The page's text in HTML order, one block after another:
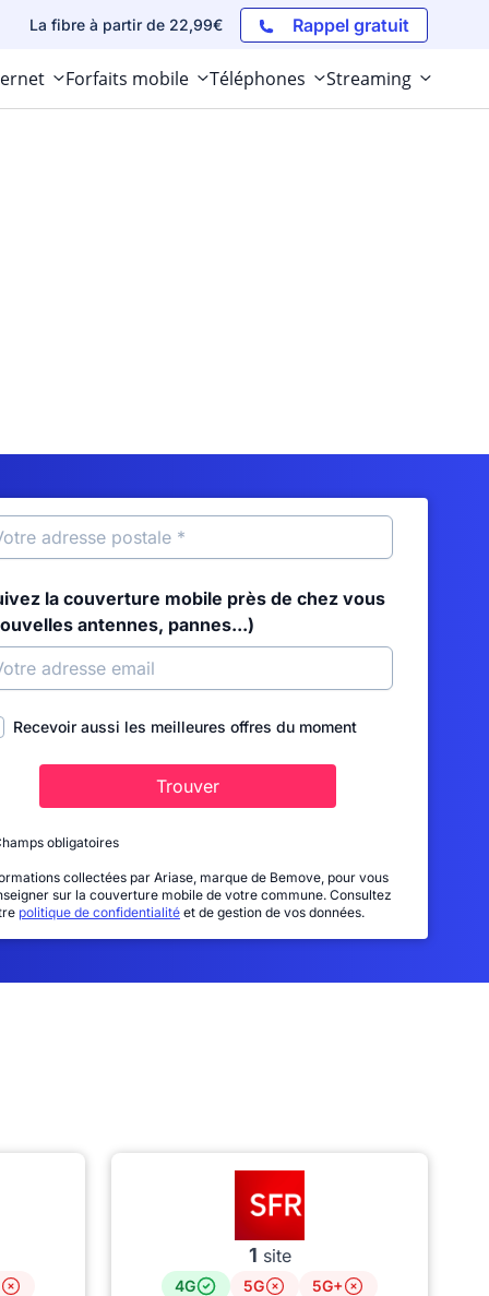
La fibre à partir de 22,99€ Rappel gratuit
Forfaits mobile Téléphones Streaming
la couverture mobile près de chez vous
antennes, pannes...)
Recevoir aussi les meilleures offres du moment
Trouver
obligatoires
collectées par Ariase, marque de Bemove, pour vous
sur la couverture mobile de votre commune. Consultez
politique de confidentialité et de gestion de vos données.
1 site
4G 5G
5G+